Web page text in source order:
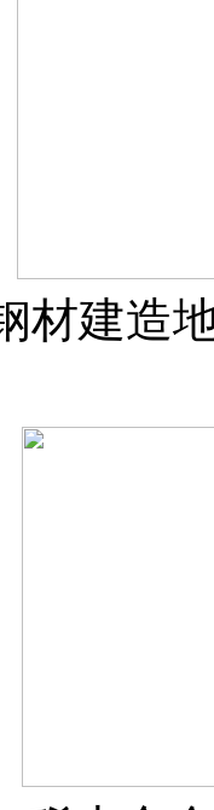
材建造